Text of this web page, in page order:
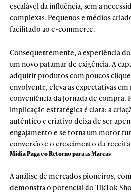
escalável da influência, sem a
complexas. Pequenos e médios
facilitado ao e-commerce.
Consequentemente, a experiência
um novo patamar de exigência. A
adquirir produtos com poucos
envolvente, eleva as expectativas em
conveniência da jornada de compra.
implicação estratégica é clara: a
autêntico e criativo deixa de ser
engajamento e se torna um motor
conversão e o crescimento da
Mídia Paga e o Retorno para as Marcas
A análise de mercados pioneiros,
demonstra o potencial do TikTok